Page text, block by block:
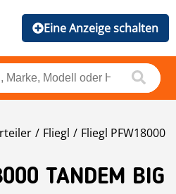
Eine Anzeige schalten
Fliegl Fliegl PFW18000
TANDEM BIG